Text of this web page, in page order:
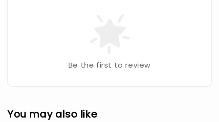
Be the first to review
You may also like